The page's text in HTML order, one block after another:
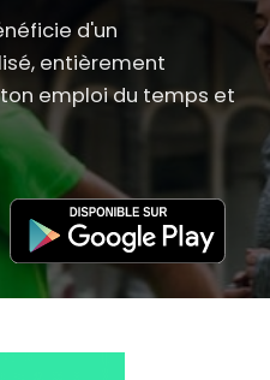
d'un
entièrement
emploi du temps et